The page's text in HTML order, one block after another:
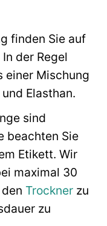
finden Sie auf
der Regel
einer Mischung
Elasthan.
sind
beachten Sie
Etikett. Wir
maximal 30
Trocknerzu
zu